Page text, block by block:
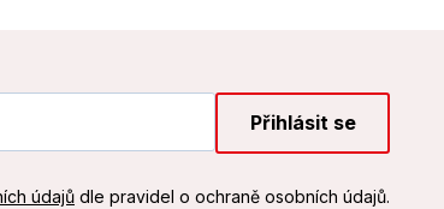
Přihlásit se
údajůdle pravidel o ochraně osobních údajů.